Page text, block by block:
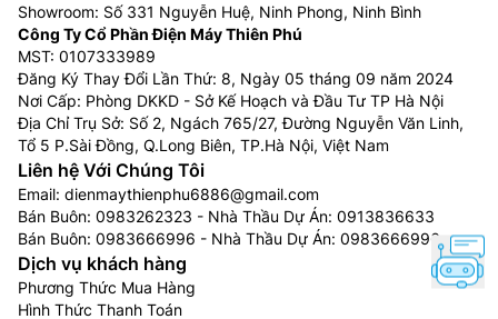
hơn. Tivi Sony 65 inch K-65XR80M2 này có tấm nền
độ sáng cao (1) và cảm biến nhiệt độ (2) kết hợp với
XR Contrast Booster kiểm soát chính xác ánh sáng để
cho ra hình ảnh màu đen thuần khiết tươi sáng hơn.
Showroom: Số 331 Nguyễn Huệ, Ninh Phong, Ninh Bình
Công Ty Cổ Phần Điện Máy Thiên Phú
MST: 0107333989
Đăng Ký Thay Đổi Lần Thứ: 8, Ngày 05 tháng 09 năm 2024
Nơi Cấp: Phòng DKKD - Sở Kế Hoạch và Đầu Tư TP Hà Nội
Địa Chỉ Trụ Sở: Số 2, Ngách 765/27, Đường Nguyễn Văn Linh,
Tổ 5 P.Sài Đồng, Q.Long Biên, TP.Hà Nội, Việt Nam
Liên hệ Với Chúng Tôi
Email: dienmaythienphu6886@gmail.com
Bán Buôn: 0983262323 - Nhà Thầu Dự Án: 0913836633
Bán Buôn: 0983666996 - Nhà Thầu Dự Án: 0983666996
Dịch vụ khách hàng
Phương Thức Mua Hàng
Hình Thức Thanh Toán